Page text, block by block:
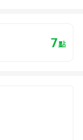
7點